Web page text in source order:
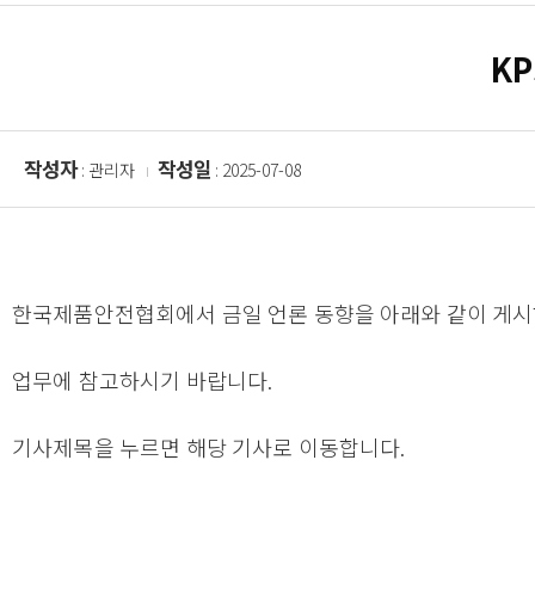
작성자: 관리자 작성일 : 2025-07-08
한국제품안전협회에서 금일 언론 동향을 아래와 같이 게
업무에 참고하시기 바랍니다.
기사제목을 누르면 해당 기사로 이동합니다.